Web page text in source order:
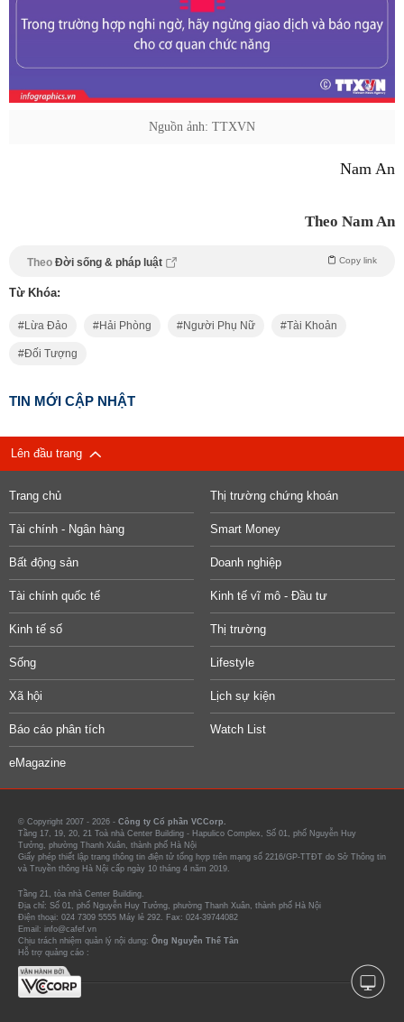
Nguồn ảnh: TTXVN
Nam An
Theo Nam An
Theo Đời sống & pháp luật Copy link
Từ Khóa:
Lừa Đảo Hải Phòng Người Phụ Nữ Tài Khoản
Đối Tượng
TIN MỚI CẬP NHẬT
Lên đầu trang
Trang chủ Thị trường chứng khoán
Tài chính - Ngân hàng Smart Money
Bất động sản Doanh nghiệp
Tài chính quốc tế Kinh tế vĩ mô - Đầu tư
Kinh tế số Thị trường
Sống Lifestyle
Xã hội Lịch sự kiện
Báo cáo phân tích Watch List
eMagazine
© Copyright 2007 - 2026 - Công ty Cổ phần VCCorp.
Tầng 17, 19, 20, 21 Toà nhà Center Building - Hapulico Complex, Số 01, phố Nguyễn Huy
Tưởng, phường Thanh Xuân, thành phố Hà Nội
Giấy phép thiết lập trang thông tin điện tử tổng hợp trên mạng số 2216/GP-TTĐT do Sở Thông tin
và Truyền thông Hà Nội cấp ngày 10 tháng 4 năm 2019.
Tầng 21, tòa nhà Center Building.
Địa chỉ: Số 01, phố Nguyễn Huy Tưởng, phường Thanh Xuân, thành phố Hà Nội
Điện thoại: 024 7309 5555 Máy lẻ 292. Fax: 024-39744082
Email: info@cafef.vn
Chịu trách nhiệm quản lý nội dung: Ông Nguyễn Thế Tân
Hỗ trợ quảng cáo :